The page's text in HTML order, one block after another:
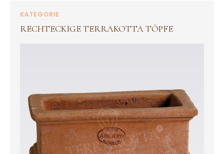
KATEGORIE
RECHTECKIGE TERRAKOTTA TÖPFE